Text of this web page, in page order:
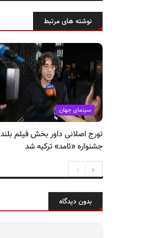
نوشته های مرتبط
سینمای جهان
تورج اصلانی داور بخش فیلم بلند
جشنواره «ئامد» ترکیه شد
بدون دیدگاه